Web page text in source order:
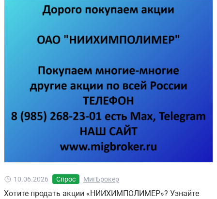
10.06.2026 Спрос МигБрокер
Хотите продать акции «НИИХИМПОЛИМЕР»? Узнайте